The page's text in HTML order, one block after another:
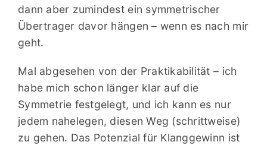
dann aber zumindest ein symmetrischer
Übertrager davor hängen – wenn es nach mir
geht.
Mal abgesehen von der Praktikabilität – ich
habe mich schon länger klar auf die
Symmetrie festgelegt, und ich kann es nur
jedem nahelegen, diesen Weg (schrittweise)
zu gehen. Das Potenzial für Klanggewinn ist